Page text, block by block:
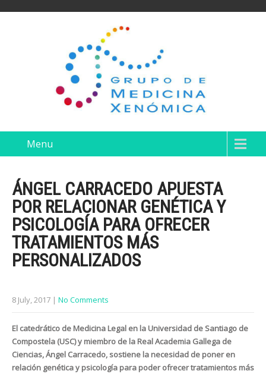
Menu
ÁNGEL CARRACEDO APUESTA
POR RELACIONAR GENÉTICA Y
PSICOLOGÍA PARA OFRECER
TRATAMIENTOS MÁS
PERSONALIZADOS
8 July, 2017 | No Comments
El catedrático de Medicina Legal en la Universidad de Santiago de
Compostela (USC) y miembro de la Real Academia Gallega de
Ciencias, Ángel Carracedo, sostiene la necesidad de poner en
relación genética y psicología para poder ofrecer tratamientos más